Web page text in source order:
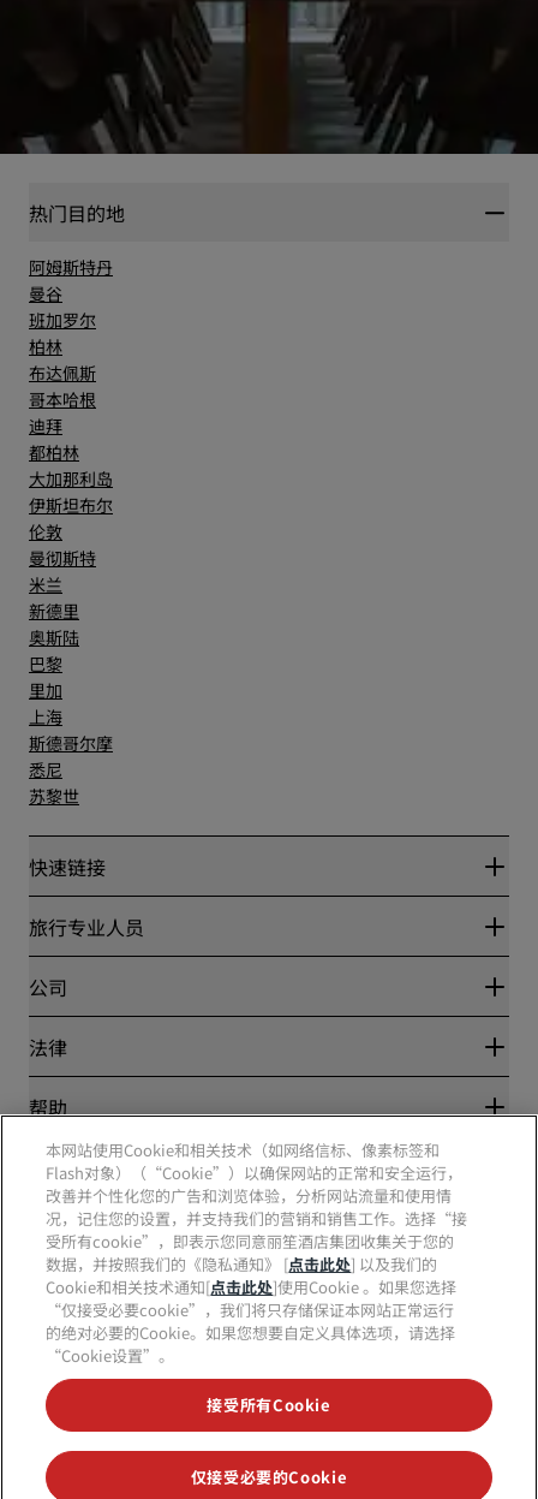
热门目的地
阿姆斯特丹
曼谷
班加罗尔
柏林
布达佩斯
哥本哈根
迪拜
都柏林
大加那利岛
伊斯坦布尔
伦敦
曼彻斯特
米兰
新德里
奥斯陆
巴黎
里加
上海
斯德哥尔摩
悉尼
苏黎世
快速链接
丽赏会
Blog
目的地
丽笙酒店集团APP
体育认证酒店
家庭友好型酒店
旅行专业人员
合作伙伴
公司
丽笙酒店集团
工作机会 RHG
工作机会 PPHE
工作机会 EHL
The Club by RHG
发展机会
责任经营
采购
法律
隐私中心
丽赏会条款和条件
网站使用协议
数字无障碍
现代奴隶制声明
帮助
消费者警示
联系方式
常见问题
网站地图
社交媒体
丽笙酒店集团品牌
不再错失我们最受欢迎的酒店优惠
本网站使用Cookie和相关技术（如网络信标、像素标签和
Flash对象）（“Cookie”）以确保网站的正常和安全运行，
改善并个性化您的广告和浏览体验，分析网站流量和使用情
况，记住您的设置，并支持我们的营销和销售工作。选择“接
受所有cookie”，即表示您同意丽笙酒店集团收集关于您的
数据，并按照我们的《隐私通知》 [点击此处] 以及我们的
Cookie和相关技术通知[点击此处]使用Cookie 。如果您选择
“仅接受必要cookie”，我们将只存储保证本网站正常运行
的绝对必要的Cookie。如果您想要自定义具体选项，请选择
“Cookie设置”。
接受所有Cookie
仅接受必要的Cookie